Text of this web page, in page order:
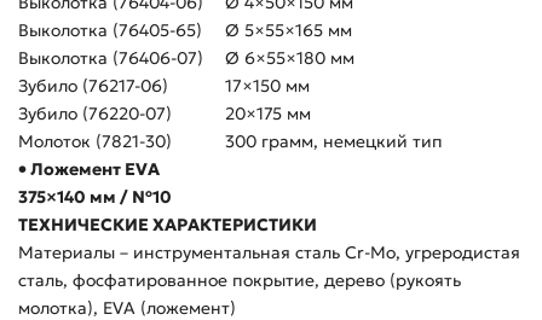
Выколотка (76405-65)
Ø 5×55×165 мм
Выколотка (76406-07)
Ø 6×55×180 мм
Зубило (76217-06)
17×150 мм
Зубило (76220-07)
20×175 мм
Молоток (7821-30)
300 грамм, немецкий тип
• Ложемент EVA
375×140 мм / №10
ТЕХНИЧЕСКИЕ ХАРАКТЕРИСТИКИ
Материалы – инструментальная сталь Cr-Mo, угреродистая
сталь, фосфатированное покрытие, дерево (рукоять
молотка), EVA (ложемент)